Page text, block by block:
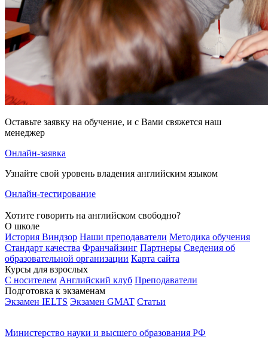
Оставьте заявку на обучение, и с Вами свяжется наш
менеджер
Онлайн-заявка
Узнайте свой уровень владения английским языком
Онлайн-тестирование
Хотите говорить на английском свободно?
О школе
История Виндзор Наши преподаватели Методика обучения
Стандарт качества Франчайзинг Партнеры Сведения об
образовательной организации Карта сайта
Курсы для взрослых
С носителем Английский клуб Преподаватели
Подготовка к экзаменам
Экзамен IELTS Экзамен GMAT Статьи
Министерство науки и высшего образования РФ